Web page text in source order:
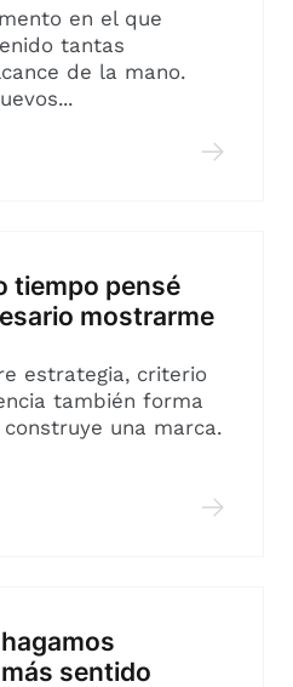
en el que
tantas
de la mano.
tiempo pensé
mostrarme
estrategia, criterio
también forma
una marca.
sentido